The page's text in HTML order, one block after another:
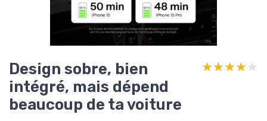
Design sobre, bien
intégré, mais dépend
beaucoup de ta voiture
★★★★★
★★★★★